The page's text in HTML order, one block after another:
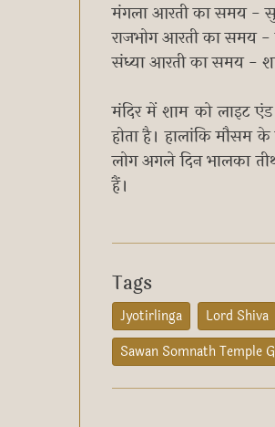
मंगला आरती का समय -
राजभोग आरती का समय
संध्या आरती का समय -
मंदिर में शाम को लाइट
होता है। हालांकि मौसम
लोग अगले दिन भालका
हैं।
Tags
Jyotirlinga Lord Shiva
Sawan Somnath Temple